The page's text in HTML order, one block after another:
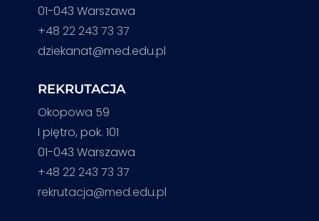
01-043 Warszawa
+48 22 243 73 37
dziekanat@med.edu.pl
REKRUTACJA
Okopowa 59
I piętro, pok. 101
01-043 Warszawa
+48 22 243 73 37
rekrutacja@med.edu.pl